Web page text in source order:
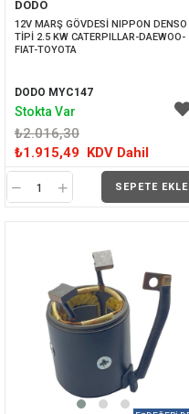
DODO
12V MARŞ GÖVDESİ NIPPON DENSO
TİPİ 2.5 KW CATERPILLAR-DAEWOO-
FIAT-TOYOTA
DODO MYC147
₺2.016,30
₺1.915,49 KDV Dahil
SEPETE EKLE
İNDIRIM
Stokta Var